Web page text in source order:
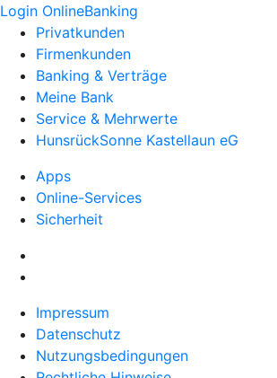
Login OnlineBanking
Privatkunden
Firmenkunden
Banking & Verträge
Meine Bank
Service & Mehrwerte
HunsrückSonne Kastellaun eG
Apps
Online-Services
Sicherheit
Impressum
Datenschutz
Nutzungsbedingungen